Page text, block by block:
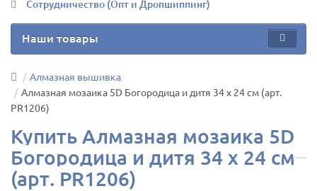
Сотрудничество (Опт и Дропшиппинг)
Наши товары
Алмазная вышивка
Алмазная мозаика 5D Богородица и дитя 34 х 24 см (арт.
PR1206)
Купить Алмазная мозаика 5D
Богородица и дитя 34 х 24 см
(арт. PR1206)